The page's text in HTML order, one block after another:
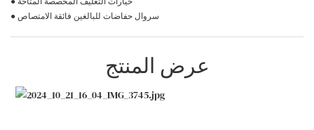
● سروال حفاضات للبالغين فائقة الامتصاص
عرض المنتج